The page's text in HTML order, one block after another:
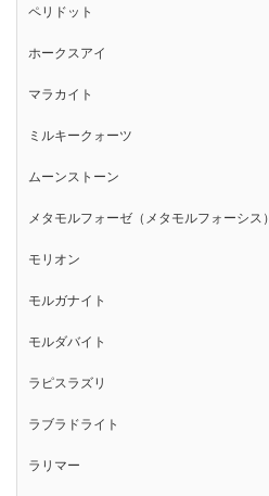
ペリドット
ホークスアイ
マラカイト
ミルキークォーツ
ムーンストーン
メタモルフォーゼ（メタモルフォーシス）
モリオン
モルガナイト
モルダバイト
ラピスラズリ
ラブラドライト
ラリマー